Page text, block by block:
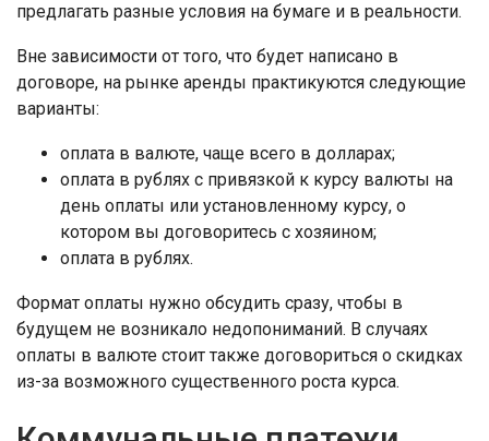
предлагать разные условия на бумаге и в реальности.
Вне зависимости от того, что будет написано в
договоре, на рынке аренды практикуются следующие
варианты:
оплата в валюте, чаще всего в долларах;
оплата в рублях с привязкой к курсу валюты на
день оплаты или установленному курсу, о
котором вы договоритесь с хозяином;
оплата в рублях.
Формат оплаты нужно обсудить сразу, чтобы в
будущем не возникало недопониманий. В случаях
оплаты в валюте стоит также договориться о скидках
из-за возможного существенного роста курса.